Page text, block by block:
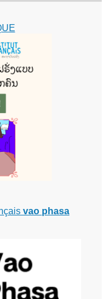
vao phasa